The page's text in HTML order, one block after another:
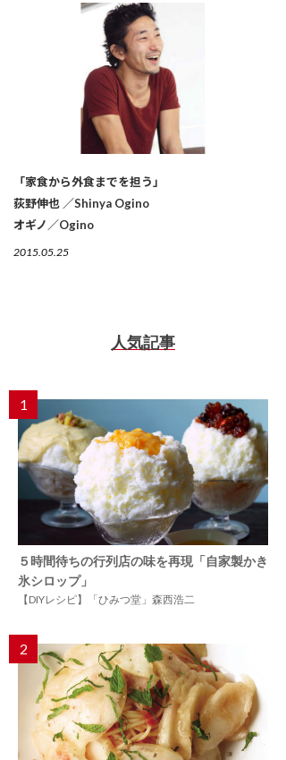
「家食から外食までを担う」
荻野伸也 ／Shinya Ogino
オギノ／Ogino
2015.05.25
人気記事
1
５時間待ちの行列店の味を再現「自家製かき
氷シロップ」
【DIYレシピ】「ひみつ堂」森西浩二
2